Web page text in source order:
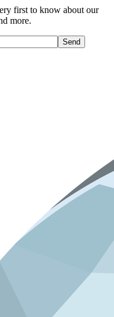
first to know about our
more.
Send